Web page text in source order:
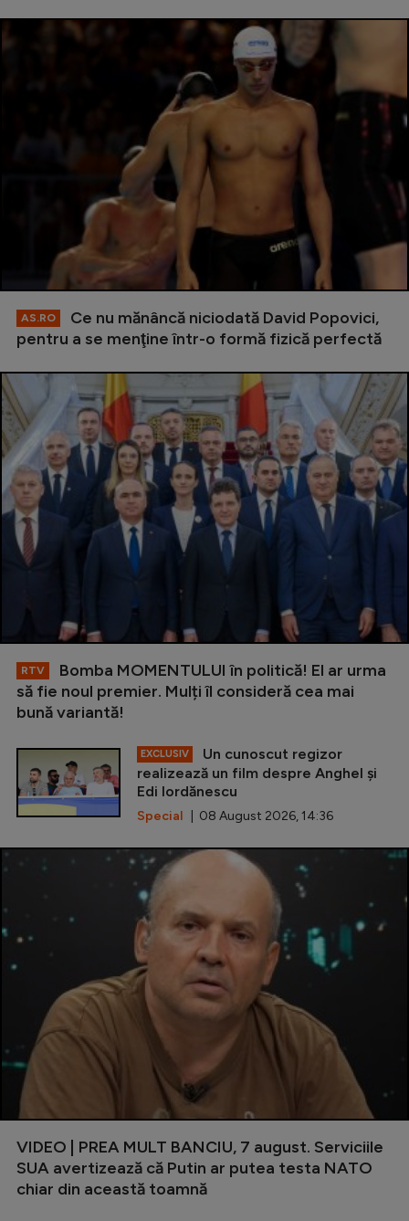
AS.RO
Ce nu mănâncă niciodată David Popovici,
pentru a se menţine într-o formă fizică perfectă
RTV
Bomba MOMENTULUI în politică! El ar urma
să fie noul premier. Mulți îl consideră cea mai
bună variantă!
EXCLUSIV
Un cunoscut regizor
realizează un film despre Anghel și
Edi Iordănescu
Special | 08 August 2026, 14:36
VIDEO | PREA MULT BANCIU, 7 august. Serviciile
SUA avertizează că Putin ar putea testa NATO
chiar din această toamnă